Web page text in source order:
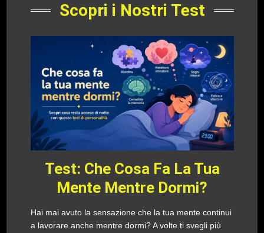
Scopri i Nostri Test
Test: Che Cosa Fa La Tua
Mente Mentre Dormi?
Hai mai avuto la sensazione che la tua mente continui
a lavorare anche mentre dormi? A volte ti svegli più